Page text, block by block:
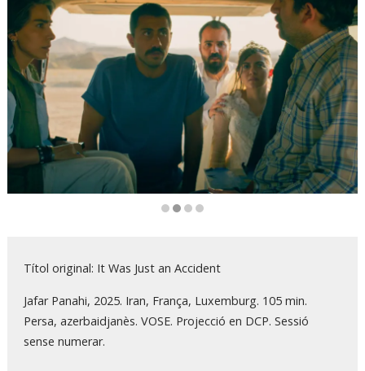
Títol original: It Was Just an Accident
Jafar Panahi, 2025. Iran, França, Luxemburg. 105 min.
Persa, azerbaidjanès. VOSE. Projecció en DCP. Sessió
sense numerar.